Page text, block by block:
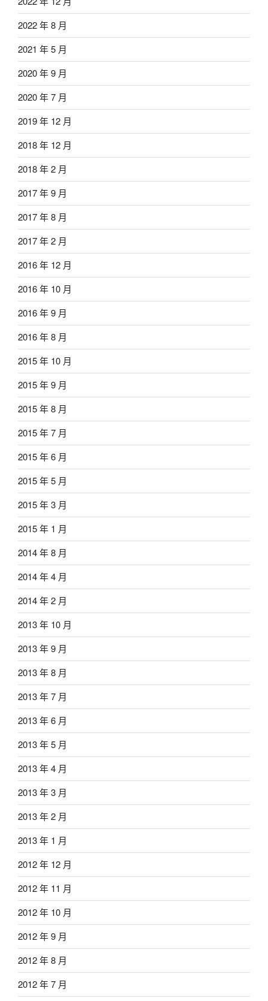
2022 年 8 月
2021 年 5 月
2020 年 9 月
2020 年 7 月
2019 年 12 月
2018 年 12 月
2018 年 2 月
2017 年 9 月
2017 年 8 月
2017 年 2 月
2016 年 12 月
2016 年 10 月
2016 年 9 月
2016 年 8 月
2015 年 10 月
2015 年 9 月
2015 年 8 月
2015 年 7 月
2015 年 6 月
2015 年 5 月
2015 年 3 月
2015 年 1 月
2014 年 8 月
2014 年 4 月
2014 年 2 月
2013 年 10 月
2013 年 9 月
2013 年 8 月
2013 年 7 月
2013 年 6 月
2013 年 5 月
2013 年 4 月
2013 年 3 月
2013 年 2 月
2013 年 1 月
2012 年 12 月
2012 年 11 月
2012 年 10 月
2012 年 9 月
2012 年 8 月
2012 年 7 月